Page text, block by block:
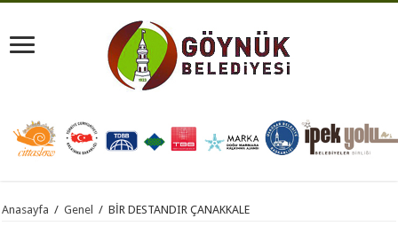
Anasayfa / Genel / BİR DESTANDIR ÇANAKKALE